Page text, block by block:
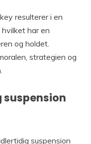
resulterer i en
har en
og holdet.
strategien og
suspension